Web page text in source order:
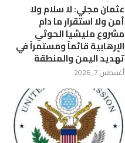
عثمان مجلي: لا سلام ولا
أمن ولا استقرار ما دام
مشروع مليشيا الحوثي
الإرهابية قائماً ومستمراً في
تهديد اليمن والمنطقة
أغسطس 7, 2026